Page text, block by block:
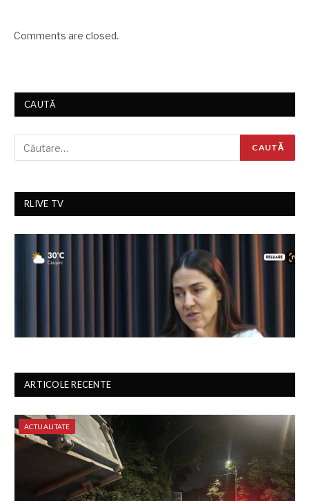
Comments are closed.
CAUTĂ
RLIVE TV
ARTICOLE RECENTE
ACTUALITATE